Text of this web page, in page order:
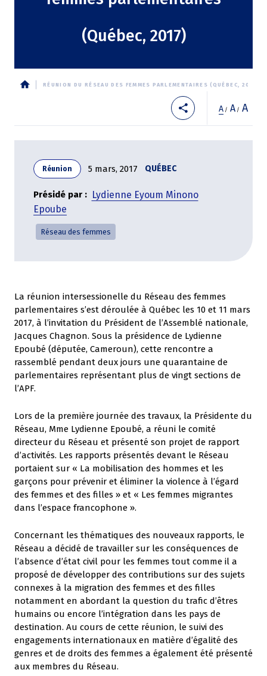
(Québec, 2017)
d'Ariane
RÉUNION DU RÉSEAU DES FEMMES PARLEMENTAIRES (QUÉBEC, 2017)
A / A / A
Réunion 5 mars, 2017 QUÉBEC
Présidé par
Lydienne Eyoum Minono
Epoube
Réseau des femmes
La réunion intersessionelle du Réseau des femmes
parlementaires s’est déroulée à Québec les 10 et 11 mars
2017, à l’invitation du Président de l’Assemblé nationale,
Jacques Chagnon. Sous la présidence de Lydienne
Epoubé (députée, Cameroun), cette rencontre a
rassemblé pendant deux jours une quarantaine de
parlementaires représentant plus de vingt sections de
l’APF.
Lors de la première journée des travaux, la Présidente du
Réseau, Mme Lydienne Epoubé, a réuni le comité
directeur du Réseau et présenté son projet de rapport
d’activités. Les rapports présentés devant le Réseau
portaient sur « La mobilisation des hommes et les
garçons pour prévenir et éliminer la violence à l’égard
des femmes et des filles » et « Les femmes migrantes
dans l’espace francophone ».
Concernant les thématiques des nouveaux rapports, le
Réseau a décidé de travailler sur les conséquences de
l’absence d’état civil pour les femmes tout comme il a
proposé de développer des contributions sur des sujets
connexes à la migration des femmes et des filles
notamment en abordant la question du trafic d’êtres
humains ou encore l’intégration dans les pays de
destination. Au cours de cette réunion, le suivi des
engagements internationaux en matière d’égalité des
genres et de droits des femmes a également été présenté
aux membres du Réseau.